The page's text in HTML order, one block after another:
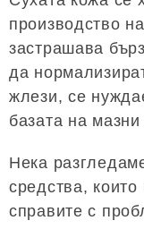
производство
застрашава
да
жлези, се
базата на
Нека
средства,
справите с